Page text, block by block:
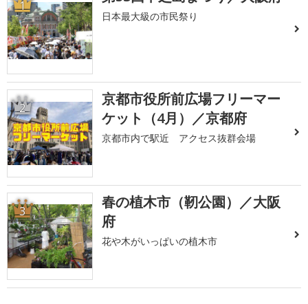
1
日本最大級の市民祭り
2
京都市役所前広場フリーマー
ケット（4月）／京都府
京都市内で駅近 アクセス抜群会場
3
春の植木市（靭公園）／大阪
府
花や木がいっぱいの植木市